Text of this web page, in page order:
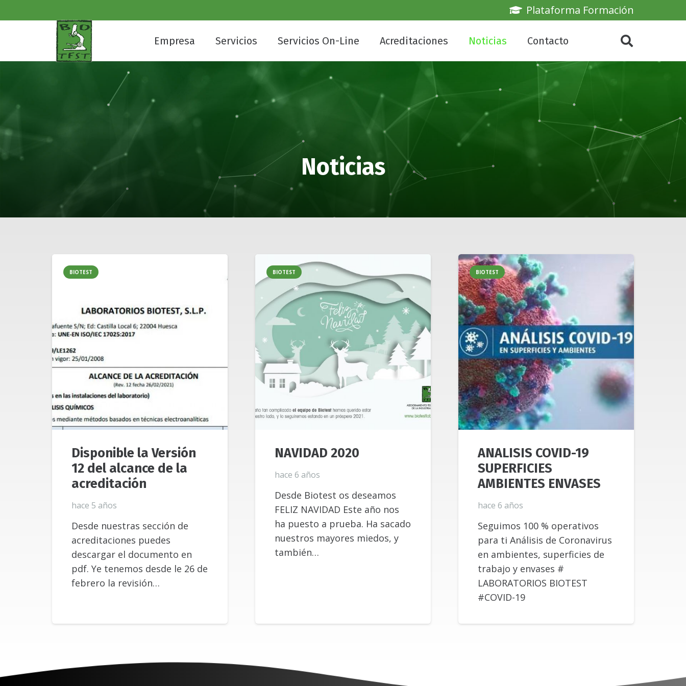
Plataforma Formación
Empresa Servicios Servicios On-Line Acreditaciones Noticias Contacto
Noticias
BIOTEST
Disponible la Versión
12 del alcance de la
acreditación
hace 5 años
Desde nuestras sección de
acreditaciones puedes
descargar el documento en
pdf. Ye tenemos desde le 26 de
febrero la revisión…
BIOTEST
NAVIDAD 2020
hace 6 años
Desde Biotest os deseamos
FELIZ NAVIDAD Este año nos
ha puesto a prueba. Ha sacado
nuestros mayores miedos, y
también…
BIOTEST
ANALISIS COVID-19
SUPERFICIES
AMBIENTES ENVASES
hace 6 años
Seguimos 100 % operativos
para ti Análisis de Coronavirus
en ambientes, superficies de
trabajo y envases #
LABORATORIOS BIOTEST
#COVID-19